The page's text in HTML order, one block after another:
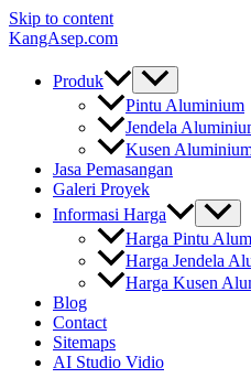
Skip to content
KangAsep.com
Produk
Pintu Aluminium
Jendela
Kusen
Jasa Pemasangan
Galeri Proyek
Informasi Harga
Harga Pintu
Harga Jendela
Harga Kusen
Blog
Contact
Sitemaps
AI Studio Vidio